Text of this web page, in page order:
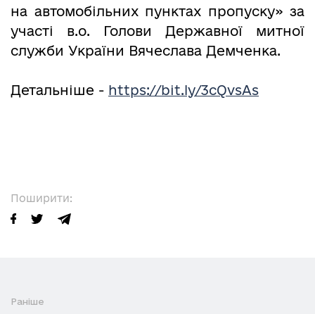
Поширити:
на автомобільних пунктах пропуску» за
участі в.о. Голови Державної митної
служби України Вячеслава Демченка.
Детальніше - https://bit.ly/3cQvsAs
Раніше